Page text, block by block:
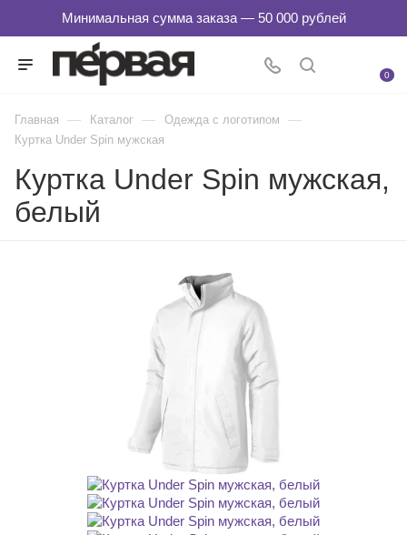
0
Главная — Каталог — Одежда с логотипом —
Куртка Under Spin мужская
Куртка Under Spin мужская,
белый